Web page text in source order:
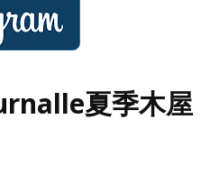
夏季木屋